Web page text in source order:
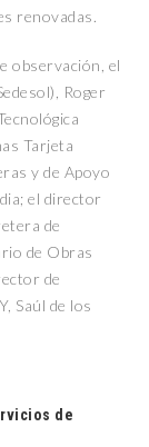
renovadas.
observación, el
Roger
Tarjeta
y de Apoyo
el director
de
de Obras
de
Saúl de los
de